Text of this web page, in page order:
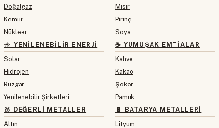
Doğalgaz
Kömür
Nükleer
☀️ YENILENEBILIR ENERJI
Solar
Hidrojen
Rüzgar
Yenilenebilir Şirketleri
🥇 DEĞERLI METALLER
Altın
Mısır
Pirinç
Soya
☕ YUMUŞAK EMTIALAR
Kahve
Kakao
Şeker
Pamuk
🔋 BATARYA METALLERI
Lityum